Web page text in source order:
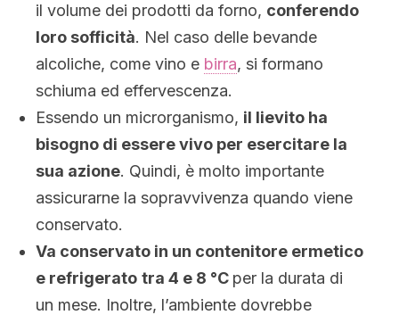
il volume dei prodotti da forno, conferendo
loro sofficità. Nel caso delle bevande
alcoliche, come vino e birra, si formano
schiuma ed effervescenza.
Essendo un microrganismo, il lievito ha
bisogno di essere vivo per esercitare la
sua azione. Quindi, è molto importante
assicurarne la sopravvivenza quando viene
conservato.
Va conservato in un contenitore ermetico
e refrigerato tra 4 e 8 °C per la durata di
un mese. Inoltre, l’ambiente dovrebbe